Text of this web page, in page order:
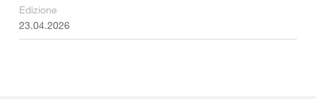
Edizione
23.04.2026